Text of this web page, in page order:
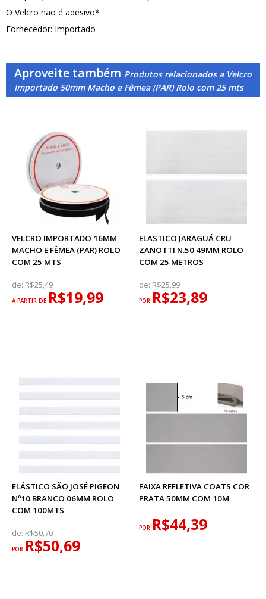
O Velcro não é adesivo*
Fornecedor: Importado
Aproveite também Produtos relacionados a Velcro
Importado 50mm Macho e Fêmea (PAR) Rolo com 25 mts
VELCRO IMPORTADO 16MM
MACHO E FÊMEA (PAR) ROLO
COM 25 MTS
de: R$25,49
A PARTIR DE R$19,99
ELASTICO JARAGUÁ CRU
ZANOTTI N.50 49MM ROLO
COM 25 METROS
de: R$25,99
POR R$23,89
ELÁSTICO SÃO JOSÉ PIGEON
Nº10 BRANCO 06MM ROLO
COM 100MTS
de: R$50,70
POR R$50,69
FAIXA REFLETIVA COATS COR
PRATA 50MM COM 10M
POR R$44,39